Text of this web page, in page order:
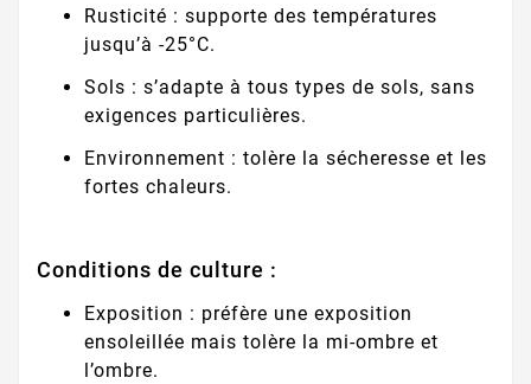
Rusticité : supporte des températures
jusqu’à -25°C.
Sols : s’adapte à tous types de sols, sans
exigences particulières.
Environnement : tolère la sécheresse et les
fortes chaleurs.
Conditions de culture :
Exposition : préfère une exposition
ensoleillée mais tolère la mi-ombre et
l’ombre.